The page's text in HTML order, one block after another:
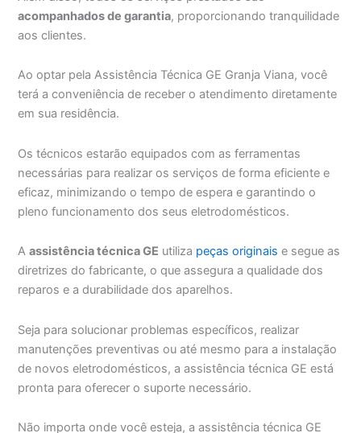
acompanhados de garantia, proporcionando tranquilidade
aos clientes.
Ao optar pela Assistência Técnica GE Granja Viana, você
terá a conveniência de receber o atendimento diretamente
em sua residência.
Os técnicos estarão equipados com as ferramentas
necessárias para realizar os serviços de forma eficiente e
eficaz, minimizando o tempo de espera e garantindo o
pleno funcionamento dos seus eletrodomésticos.
Aassistência técnica GE utiliza peças originais e segue as
diretrizes do fabricante, o que assegura a qualidade dos
reparos e a durabilidade dos aparelhos.
Seja para solucionar problemas específicos, realizar
manutenções preventivas ou até mesmo para a instalação
de novos eletrodomésticos, a assistência técnica GE está
pronta para oferecer o suporte necessário.
Não importa onde você esteja, a assistência técnica GE